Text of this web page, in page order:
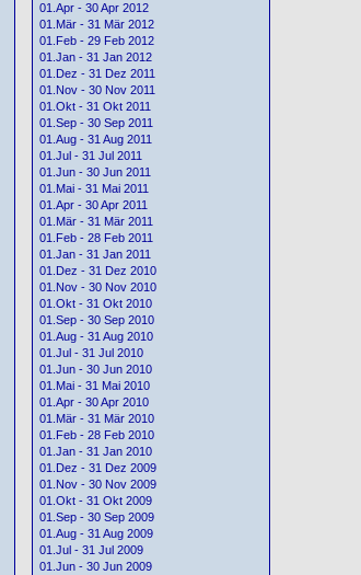
01.Apr - 30 Apr 2012
01.Mär - 31 Mär 2012
01.Feb - 29 Feb 2012
01.Jan - 31 Jan 2012
01.Dez - 31 Dez 2011
01.Nov - 30 Nov 2011
01.Okt - 31 Okt 2011
01.Sep - 30 Sep 2011
01.Aug - 31 Aug 2011
01.Jul - 31 Jul 2011
01.Jun - 30 Jun 2011
01.Mai - 31 Mai 2011
01.Apr - 30 Apr 2011
01.Mär - 31 Mär 2011
01.Feb - 28 Feb 2011
01.Jan - 31 Jan 2011
01.Dez - 31 Dez 2010
01.Nov - 30 Nov 2010
01.Okt - 31 Okt 2010
01.Sep - 30 Sep 2010
01.Aug - 31 Aug 2010
01.Jul - 31 Jul 2010
01.Jun - 30 Jun 2010
01.Mai - 31 Mai 2010
01.Apr - 30 Apr 2010
01.Mär - 31 Mär 2010
01.Feb - 28 Feb 2010
01.Jan - 31 Jan 2010
01.Dez - 31 Dez 2009
01.Nov - 30 Nov 2009
01.Okt - 31 Okt 2009
01.Sep - 30 Sep 2009
01.Aug - 31 Aug 2009
01.Jul - 31 Jul 2009
01.Jun - 30 Jun 2009